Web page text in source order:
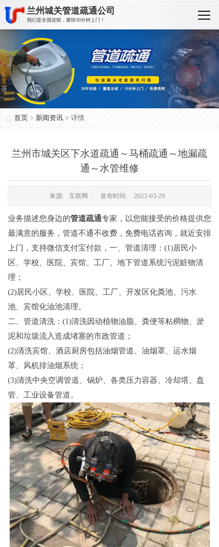
兰州城关管道疏通公司
我们是全国连锁，最快30分钟上门！
首页 > 新闻资讯 > 详情
兰州市城关区下水道疏通～马桶疏通～地漏疏
通～水管维修
来源: 互联网 发布时间: 2022-03-29
业务描述您身边的管道疏通专家，以您能接受的价格提供您
最满意的服务，管道不通不收费，免费电话咨询，就近安排
上门，支持微信支付宝付款，一、管道清理：(1)居民小
区、学校、医院、宾馆、工厂、地下管道系统污泥赃物清
理；
(2)居民小区、学校、医院、工厂、开发区化粪池、污水
池、宾馆化油池清理。
二、管道清洗：(1)清洗因动植物油脂、粪便等粘稠物、淤
泥和垃圾流入造成堵塞的市政管道；
(2)清洗宾馆、酒店厨房包括油烟管道、油烟罩、运水烟
罩、风机排油烟系统；
(3)清洗中央空调管道、锅炉、各类压力容器、冷却塔、盘
管、工业设备管道。